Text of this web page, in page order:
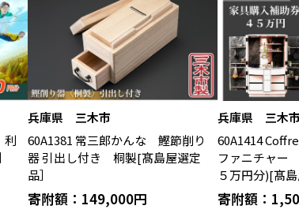
利
兵庫県 三木市
60A1381 常三郎かんな 鰹節削り
器 引出し付き 桐製[髙島屋選定
品］
寄附額：149,000円
兵庫県 三木市
60A1414
ファニチャー
５万円分)[髙島
寄附額：